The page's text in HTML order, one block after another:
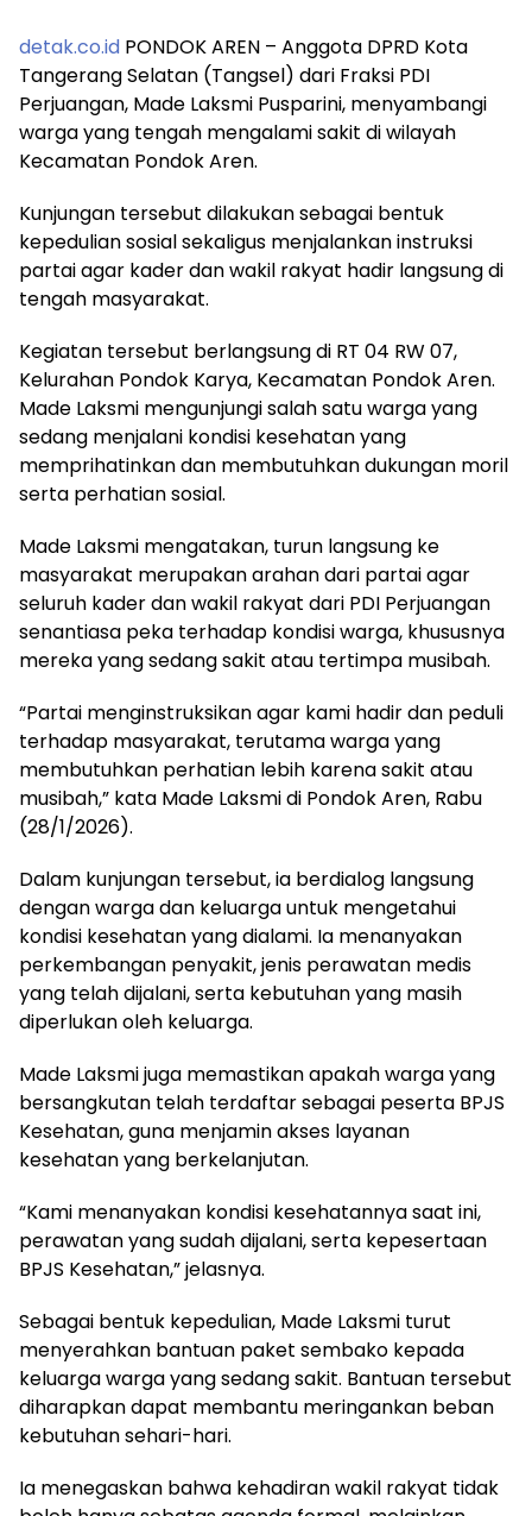
detak.co.id PONDOK AREN – Anggota DPRD Kota
Tangerang Selatan (Tangsel) dari Fraksi PDI
Perjuangan, Made Laksmi Pusparini, menyambangi
warga yang tengah mengalami sakit di wilayah
Kecamatan Pondok Aren.
Kunjungan tersebut dilakukan sebagai bentuk
kepedulian sosial sekaligus menjalankan instruksi
partai agar kader dan wakil rakyat hadir langsung di
tengah masyarakat.
Kegiatan tersebut berlangsung di RT 04 RW 07,
Kelurahan Pondok Karya, Kecamatan Pondok Aren.
Made Laksmi mengunjungi salah satu warga yang
sedang menjalani kondisi kesehatan yang
memprihatinkan dan membutuhkan dukungan moril
serta perhatian sosial.
Made Laksmi mengatakan, turun langsung ke
masyarakat merupakan arahan dari partai agar
seluruh kader dan wakil rakyat dari PDI Perjuangan
senantiasa peka terhadap kondisi warga, khususnya
mereka yang sedang sakit atau tertimpa musibah.
“Partai menginstruksikan agar kami hadir dan peduli
terhadap masyarakat, terutama warga yang
membutuhkan perhatian lebih karena sakit atau
musibah,” kata Made Laksmi di Pondok Aren, Rabu
(28/1/2026).
Dalam kunjungan tersebut, ia berdialog langsung
dengan warga dan keluarga untuk mengetahui
kondisi kesehatan yang dialami. Ia menanyakan
perkembangan penyakit, jenis perawatan medis
yang telah dijalani, serta kebutuhan yang masih
diperlukan oleh keluarga.
Made Laksmi juga memastikan apakah warga yang
bersangkutan telah terdaftar sebagai peserta BPJS
Kesehatan, guna menjamin akses layanan
kesehatan yang berkelanjutan.
“Kami menanyakan kondisi kesehatannya saat ini,
perawatan yang sudah dijalani, serta kepesertaan
BPJS Kesehatan,” jelasnya.
Sebagai bentuk kepedulian, Made Laksmi turut
menyerahkan bantuan paket sembako kepada
keluarga warga yang sedang sakit. Bantuan tersebut
diharapkan dapat membantu meringankan beban
kebutuhan sehari-hari.
Ia menegaskan bahwa kehadiran wakil rakyat tidak